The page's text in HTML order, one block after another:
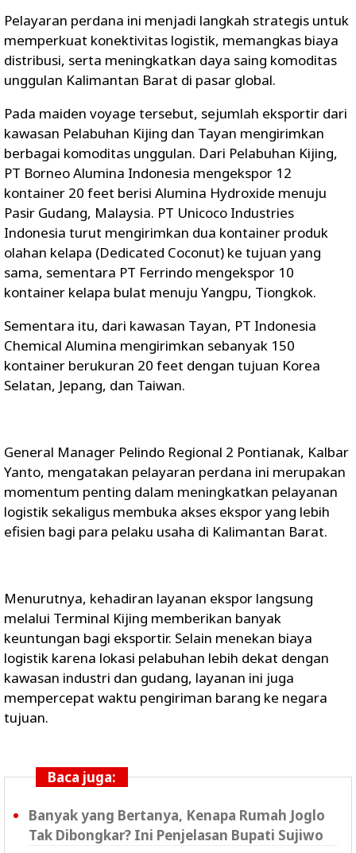
Pelayaran perdana ini menjadi langkah strategis untuk
memperkuat konektivitas logistik, memangkas biaya
distribusi, serta meningkatkan daya saing komoditas
unggulan Kalimantan Barat di pasar global.
Pada maiden voyage tersebut, sejumlah eksportir dari
kawasan Pelabuhan Kijing dan Tayan mengirimkan
berbagai komoditas unggulan. Dari Pelabuhan Kijing,
PT Borneo Alumina Indonesia mengekspor 12
kontainer 20 feet berisi Alumina Hydroxide menuju
Pasir Gudang, Malaysia. PT Unicoco Industries
Indonesia turut mengirimkan dua kontainer produk
olahan kelapa (Dedicated Coconut) ke tujuan yang
sama, sementara PT Ferrindo mengekspor 10
kontainer kelapa bulat menuju Yangpu, Tiongkok.
Sementara itu, dari kawasan Tayan, PT Indonesia
Chemical Alumina mengirimkan sebanyak 150
kontainer berukuran 20 feet dengan tujuan Korea
Selatan, Jepang, dan Taiwan.
General Manager Pelindo Regional 2 Pontianak, Kalbar
Yanto, mengatakan pelayaran perdana ini merupakan
momentum penting dalam meningkatkan pelayanan
logistik sekaligus membuka akses ekspor yang lebih
efisien bagi para pelaku usaha di Kalimantan Barat.
Menurutnya, kehadiran layanan ekspor langsung
melalui Terminal Kijing memberikan banyak
keuntungan bagi eksportir. Selain menekan biaya
logistik karena lokasi pelabuhan lebih dekat dengan
kawasan industri dan gudang, layanan ini juga
mempercepat waktu pengiriman barang ke negara
tujuan.
Baca juga:
Banyak yang Bertanya, Kenapa Rumah Joglo
Tak Dibongkar? Ini Penjelasan Bupati Sujiwo